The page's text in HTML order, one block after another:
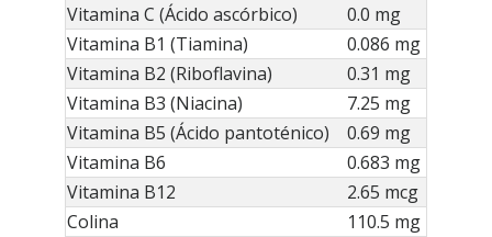
Vitamina C (Ácido ascórbico)
0.0 mg
Vitamina B1 (Tiamina)
0.086 mg
Vitamina B2 (Riboflavina)
0.31 mg
Vitamina B3 (Niacina)
7.25 mg
Vitamina B5 (Ácido pantoténico)
0.69 mg
Vitamina B6
0.683 mg
Vitamina B12
2.65 mcg
Colina
110.5 mg